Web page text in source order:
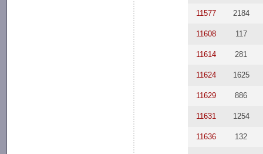
11577 2184
11608 117
11614 281
11624 1625
11629 886
11631 1254
11636 132